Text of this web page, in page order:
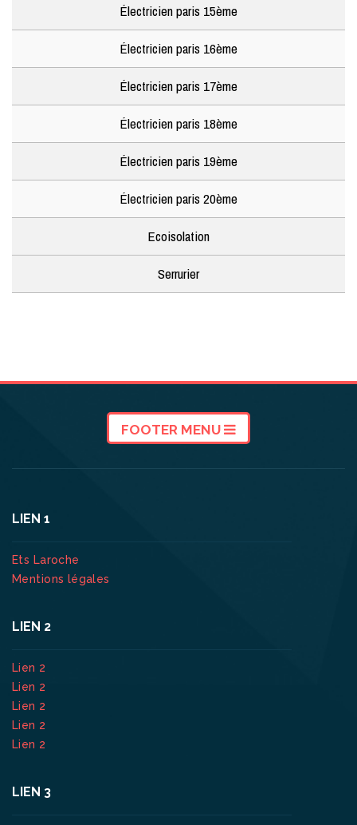
Électricien paris 15ème
Électricien paris 16ème
Électricien paris 17ème
Électricien paris 18ème
Électricien paris 19ème
Électricien paris 20ème
Ecoisolation
Serrurier
FOOTER MENU
LIEN 1
Ets Laroche
Mentions légales
LIEN 2
Lien 2
Lien 2
Lien 2
Lien 2
Lien 2
LIEN 3